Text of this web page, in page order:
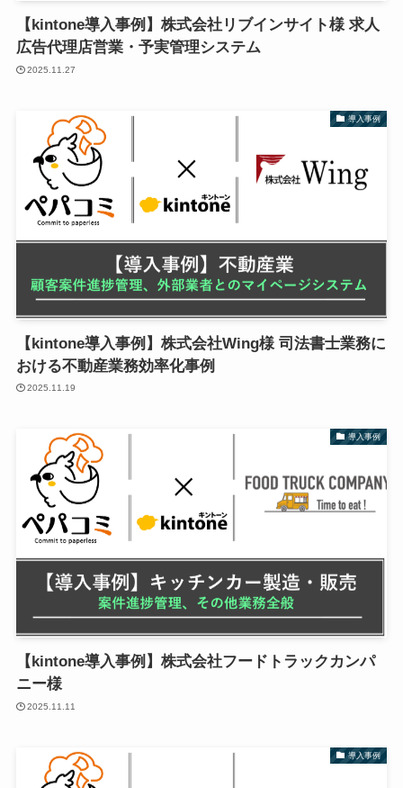
【kintone導入事例】株式会社リブインサイト様 求人
広告代理店営業・予実管理システム
2025.11.27
導入事例
【kintone導入事例】株式会社Wing様 司法書士業務に
おける不動産業務効率化事例
2025.11.19
導入事例
【kintone導入事例】株式会社フードトラックカンパ
ニー様
2025.11.11
導入事例